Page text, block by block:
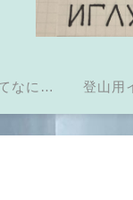
なに？
igloo?
登山用